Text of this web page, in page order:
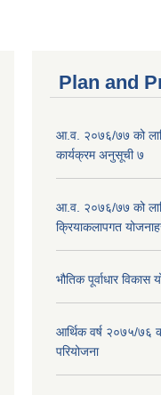
Plan and
आ.व. २०७६/७७ को
कार्यक्रम अनुसूची ७
आ.व. २०७६/७७ को
क्रियाकलापगत
भौतिक पूर्वाधार
आर्थिक वर्ष २०७५/७६
परियोजना